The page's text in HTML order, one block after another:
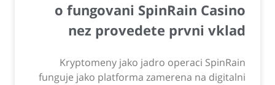
o fungovani SpinRain Casino
nez provedete prvni vklad
Kryptomeny jako jadro operaci SpinRain
funguje jako platforma zamerena na digitalni